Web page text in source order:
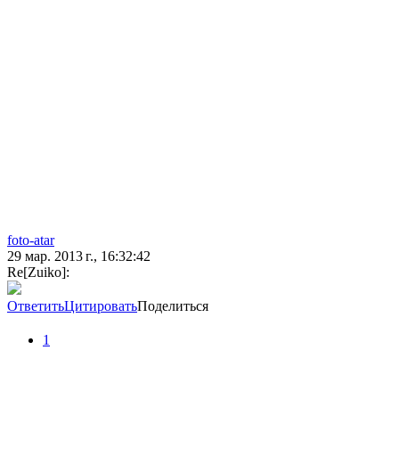
foto-atar
29 мар. 2013 г., 16:32:42
Re[Zuiko]:
ОтветитьЦитироватьПоделиться
1